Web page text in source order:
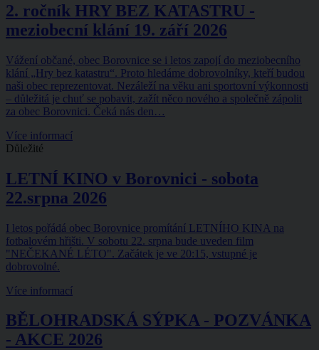
2. ročník HRY BEZ KATASTRU -
meziobecní klání 19. září 2026
Vážení občané, obec Borovnice se i letos zapojí do meziobecního
klání „Hry bez katastru“. Proto hledáme dobrovolníky, kteří budou
naši obec reprezentovat. Nezáleží na věku ani sportovní výkonnosti
– důležitá je chuť se pobavit, zažít něco nového a společně zápolit
za obec Borovnici. Čeká nás den…
Více informací
Důležité
LETNÍ KINO v Borovnici - sobota
22.srpna 2026
I letos pořádá obec Borovnice promítání LETNÍHO KINA na
fotbalovém hřišti. V sobotu 22. srpna bude uveden film
"NEČEKANÉ LÉTO". Začátek je ve 20:15, vstupné je
dobrovolné.
Více informací
BĚLOHRADSKÁ SÝPKA - POZVÁNKA
- AKCE 2026